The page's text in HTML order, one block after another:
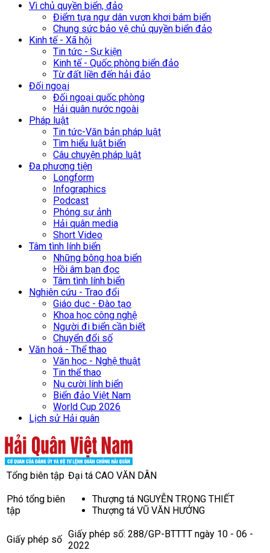
Vì chủ quyền biển, đảo
Điểm tựa ngư dân vươn khơi bám biển
Chung sức bảo vệ chủ quyền biển đảo
Kinh tế - Xã hội
Tin tức - Sự kiện
Kinh tế - Quốc phòng biển đảo
Từ đất liền đến hải đảo
Đối ngoại
Đối ngoại quốc phòng
Hải quân nước ngoài
Pháp luật
Tin tức-Văn bản pháp luật
Tìm hiểu luật biển
Câu chuyện pháp luật
Đa phương tiện
Longform
Infographics
Podcast
Phóng sự ảnh
Hải quân media
Short Video
Tâm tình lính biển
Những bông hoa biển
Hồi âm bạn đọc
Tâm tình lính biển
Nghiên cứu - Trao đổi
Giáo dục - Đào tạo
Khoa học công nghệ
Người đi biển cần biết
Chuyển đổi số
Văn hoá - Thể thao
Văn học - Nghệ thuật
Tin thể thao
Nụ cười lính biển
Biển đảo Việt Nam
World Cup 2026
Lịch sử Hải quân
Tổng biên tập Đại tá CAO VĂN DÂN
Phó tổng biên
tập
Thượng tá NGUYỄN TRỌNG THIẾT
Thượng tá VŨ VĂN HƯỞNG
Giấy phép số Giấy phép số: 288/GP-BTTTT ngày 10 - 06 -
2022